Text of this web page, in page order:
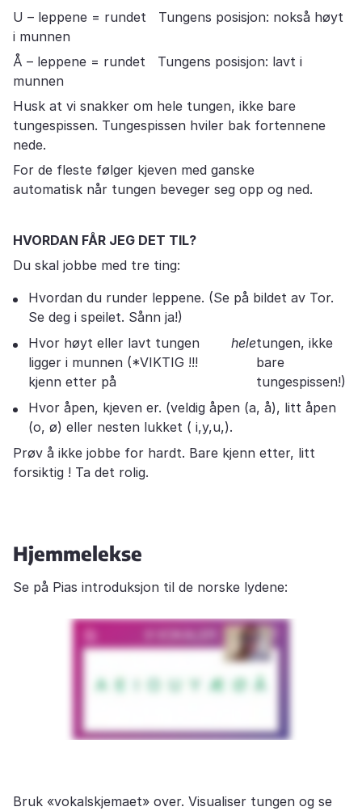
U – leppene = rundet Tungens posisjon: nokså høyt
i munnen
Å – leppene = rundet Tungens posisjon: lavt i
munnen
Husk at vi snakker om hele tungen, ikke bare
tungespissen. Tungespissen hviler bak fortennene
nede.
For de fleste følger kjeven med ganske
automatisk når tungen beveger seg opp og ned.
HVORDAN FÅR JEG DET TIL?
Du skal jobbe med tre ting:
Hvordan du runder leppene. (Se på bildet av Tor.
Se deg i speilet. Sånn ja!)
Hvor høyt eller lavt tungen
ligger i munnen (*VIKTIG !!!
kjenn etter på
heletungen, ikke
bare
tungespissen!)
Hvor åpen, kjeven er. (veldig åpen (a, å), litt åpen
(o, ø) eller nesten lukket ( i,y,u,).
Prøv å ikke jobbe for hardt. Bare kjenn etter, litt
forsiktig ! Ta det rolig.
Hjemmelekse
Se på Pias introduksjon til de norske lydene:
Bruk «vokalskjemaet» over. Visualiser tungen og se